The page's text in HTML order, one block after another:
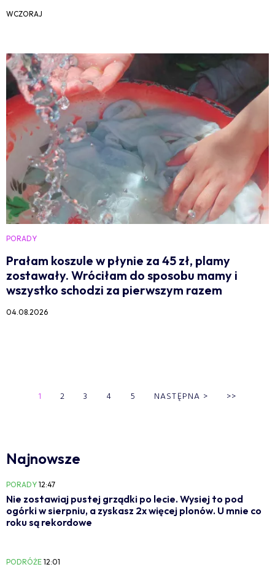
WCZORAJ
PORADY
Prałam koszule w płynie za 45 zł, plamy
zostawały. Wróciłam do sposobu mamy i
wszystko schodzi za pierwszym razem
04.08.2026
1 2 3 4 5 NASTĘPNA > >>
Najnowsze
PORADY 12:47
Nie zostawiaj pustej grządki po lecie. Wysiej to pod
ogórki w sierpniu, a zyskasz 2x więcej plonów. U mnie co
roku są rekordowe
PODRÓŻE 12:01